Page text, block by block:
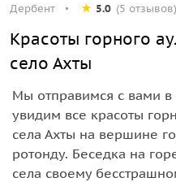
Дербент 5.0 (5 отзывов)
Красоты горного
село Ахты
Мы отправимся с вами
увидим все красоты
села Ахты на вершине
ротонду. Беседка на
села своему